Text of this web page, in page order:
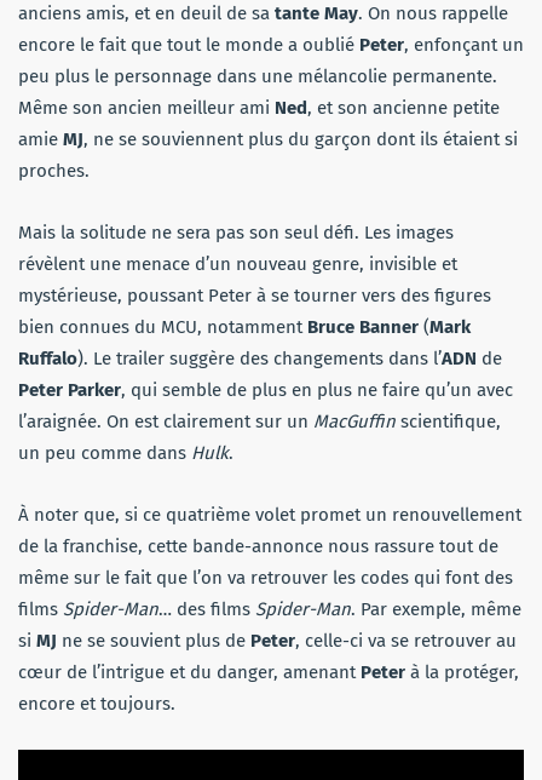
anciens amis, et en deuil de sa tante May. On nous rappelle
encore le fait que tout le monde a oublié Peter, enfonçant un
peu plus le personnage dans une mélancolie permanente.
Même son ancien meilleur ami Ned, et son ancienne petite
amie MJ, ne se souviennent plus du garçon dont ils étaient si
proches.
Mais la solitude ne sera pas son seul défi. Les images
révèlent une menace d’un nouveau genre, invisible et
mystérieuse, poussant Peter à se tourner vers des figures
bien connues du MCU, notamment Bruce Banner (Mark
Ruffalo). Le trailer suggère des changements dans l’ADN de
Peter Parker, qui semble de plus en plus ne faire qu’un avec
l’araignée. On est clairement sur un MacGuffin scientifique,
un peu comme dans Hulk.
À noter que, si ce quatrième volet promet un renouvellement
de la franchise, cette bande-annonce nous rassure tout de
même sur le fait que l’on va retrouver les codes qui font des
films Spider-Man… des films Spider-Man. Par exemple, même
si MJ ne se souvient plus de Peter, celle-ci va se retrouver au
cœur de l’intrigue et du danger, amenant Peter à la protéger,
encore et toujours.